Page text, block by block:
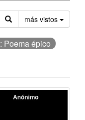
más vistos
: Poema épico